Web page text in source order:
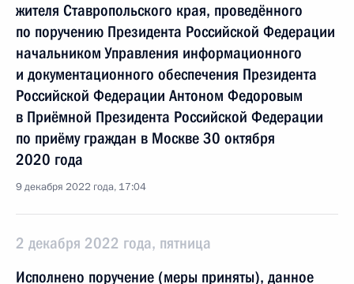
жителя Ставропольского края, проведённого
по поручению Президента Российской Федерации
начальником Управления информационного
и документационного обеспечения Президента
Российской Федерации Антоном Федоровым
в Приёмной Президента Российской Федерации
по приёму граждан в Москве 30 октября
2020 года
9 декабря 2022 года, 17:04
2 декабря 2022 года, пятница
Исполнено поручение (меры приняты), данное